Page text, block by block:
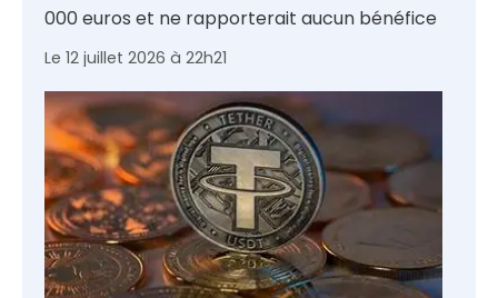
000 euros et ne rapporterait aucun bénéfice
Le 12 juillet 2026 à 22h21